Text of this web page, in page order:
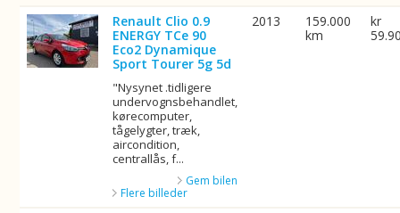
Renault Clio 0.9
ENERGY TCe 90
Eco2 Dynamique
Sport Tourer 5g 5d
"Nysynet .tidligere
undervognsbehandlet,
kørecomputer,
tågelygter, træk,
aircondition,
centrallås, f...
Gem bilen
Flere billeder
2013
159.000
km
kr